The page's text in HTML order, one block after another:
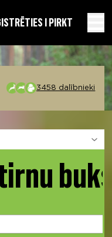
I PIRKT
3458 dalībnieki